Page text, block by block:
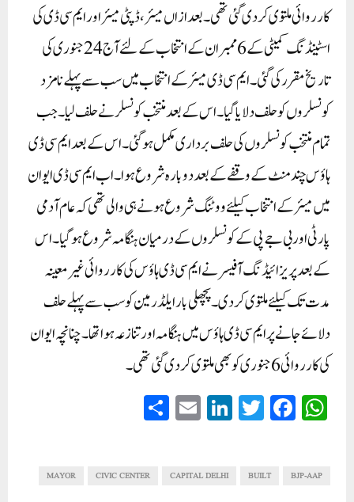
کارروائی ملتوی کر دی گئی تھی۔بعد ازاں میئر، ڈپٹی میئر اور ایم سی ڈی کی
اسٹینڈنگ کمیٹی کے 6 ممبران کے انتخاب کے لئے آج 24 جنوری کی
تاریخ مقرر کی گئی۔ ایم سی ڈی میئر کے انتخاب میں سب سے پہلے نامزد
کونسلروں کو حلف دلایا گیا۔ اس کے بعد منتخب کونسلر نے حلف لیا۔ جب
تمام منتخب کونسلروں کی حلف برداری مکمل ہو گئی۔ اس کے بعد ایم سی ڈی
ہاؤس چند منٹ کے وقفے کے بعد دوبارہ شروع ہوا۔ اب ایم سی ڈی ایوان
میں میئر کے انتخاب کیلئے ووٹنگ شروع ہونے ہی والی تھی کہ عام آدمی
پارٹی اور بی جے پی کے کونسلروں کے درمیان ہنگامہ شروع ہو گیا۔اس
کے بعد پریزائیڈنگ آفیسر نے ایم سی ڈی ہاؤس کی کارروائی غیر معینہ
مدت تک کیلئے ملتوی کر دی۔ پچھلی بار ایلڈرمین کو سب سے پہلے حلف
دلائے جانے پر ایم سی ڈی ہاؤس میں ہنگامہ اور تنازعہ ہوا تھا۔ چنانچہ ایوان
کی کارروائی 6 جنوری کو بھی ملتوی کر دی گئی تھی۔
W
ha
A
Fa
ce
ok
T
wi
Li
nk
In
E
m
BJP-AAP
BUILT
CAPITAL DELHI
CIVIC CENTER
MAYOR